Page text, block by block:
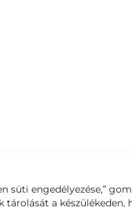
süti engedélyezése,”
a készülékeden,